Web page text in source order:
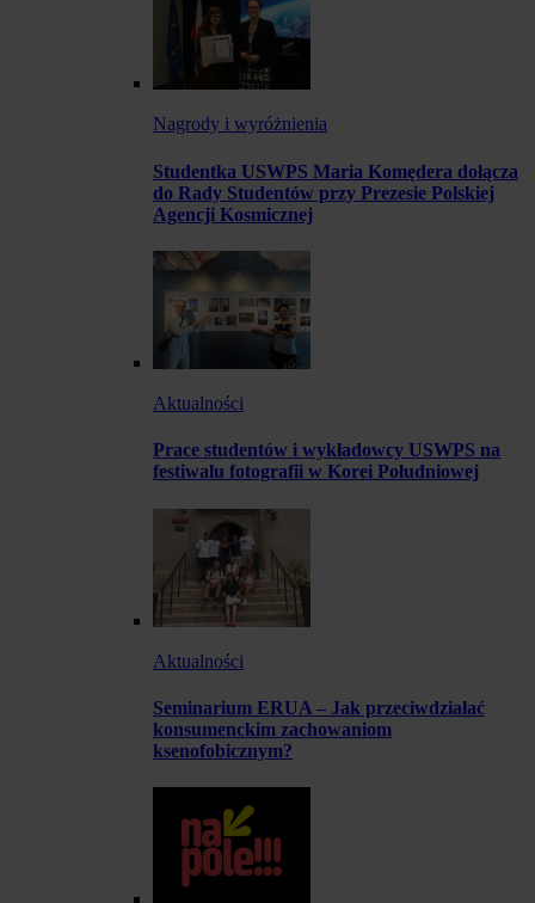
Nagrody i wyróżnienia
Studentka USWPS Maria Komędera dołącza
do Rady Studentów przy Prezesie Polskiej
Agencji Kosmicznej
Aktualności
Prace studentów i wykładowcy USWPS na
festiwalu fotografii w Korei Południowej
Aktualności
Seminarium ERUA – Jak przeciwdziałać
konsumenckim zachowaniom
ksenofobicznym?